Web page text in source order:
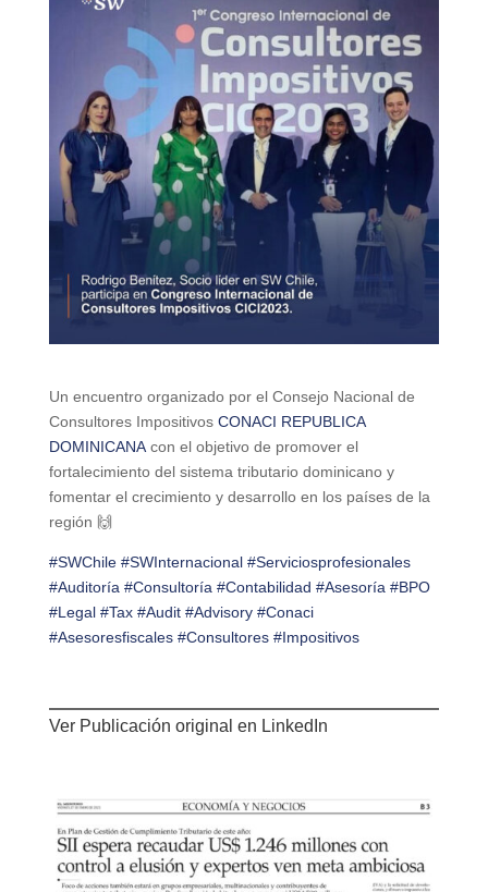
Un encuentro organizado por el Consejo Nacional de
Consultores Impositivos CONACI REPUBLICA
DOMINICANAcon el objetivo de promover el
fortalecimiento del sistema tributario dominicano y
fomentar el crecimiento y desarrollo en los países de la
región 🙌
#SWChile #SWInternacional #Serviciosprofesionales
#Auditoría #Consultoría #Contabilidad #Asesoría #BPO
#Legal #Tax #Audit #Advisory #Conaci
#Asesoresfiscales #Consultores #Impositivos
Ver Publicación original en LinkedIn